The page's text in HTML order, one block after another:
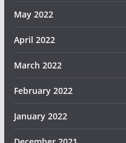
May 2022
April 2022
March 2022
February 2022
January 2022